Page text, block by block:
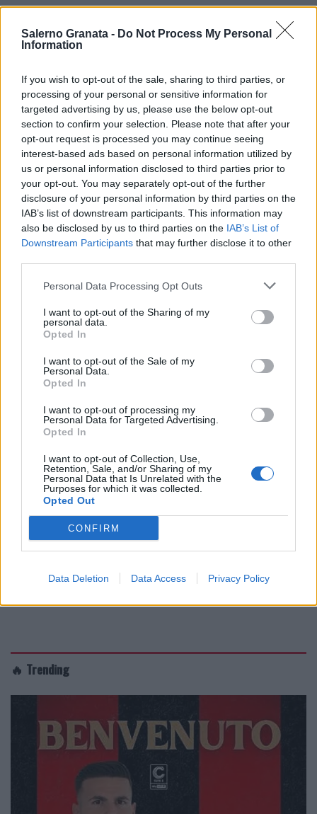
Salerno Granata - Do Not Process My Personal
Information
If you wish to opt-out of the sale, sharing to third parties, or
processing of your personal or sensitive information for
targeted advertising by us, please use the below opt-out
section to confirm your selection. Please note that after your
opt-out request is processed you may continue seeing
interest-based ads based on personal information utilized by
us or personal information disclosed to third parties prior to
your opt-out. You may separately opt-out of the further
disclosure of your personal information by third parties on the
IAB’s list of downstream participants. This information may
also be disclosed by us to third parties on the IAB’s List of
Downstream Participants that may further disclose it to other
Personal Data Processing Opt Outs
I want to opt-out of the Sharing of my
personal data.
Opted In
I want to opt-out of the Sale of my
Personal Data.
Opted In
I want to opt-out of processing my
Personal Data for Targeted Advertising.
Opted In
I want to opt-out of Collection, Use,
Retention, Sale, and/or Sharing of my
Personal Data that Is Unrelated with the
Purposes for which it was collected.
Opted Out
CONFIRM
Data Deletion Data Access Privacy Policy
🔥 Trending